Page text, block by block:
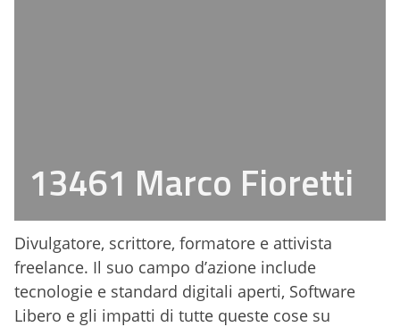
13461 Marco Fioretti
Divulgatore, scrittore, formatore e attivista
freelance. Il suo campo d’azione include
tecnologie e standard digitali aperti, Software
Libero e gli impatti di tutte queste cose su